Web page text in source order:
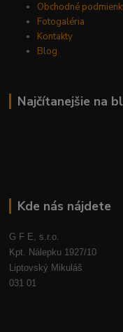
Obchodné
Fotogaléria
Kontakty
Blog
Najčítanejšie na
Kde nás nájdete
G F E, s.r.o.
Kpt. Nálepku 1927/10
Liptovský Mikuláš
031 01